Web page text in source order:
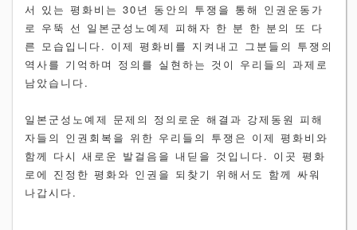
서 있는 평화비는 30년 동안의 투쟁을 통해 인권운동가
로 우뚝 선 일본군성노예제 피해자 한 분 한 분의 또 다
른 모습입니다. 이제 평화비를 지켜내고 그분들의 투쟁의
역사를 기억하며 정의를 실현하는 것이 우리들의 과제로
남았습니다.
일본군성노예제 문제의 정의로운 해결과 강제동원 피해
자들의 인권회복을 위한 우리들의 투쟁은 이제 평화비와
함께 다시 새로운 발걸음을 내딛을 것입니다. 이곳 평화
로에 진정한 평화와 인권을 되찾기 위해서도 함께 싸워
나갑시다.